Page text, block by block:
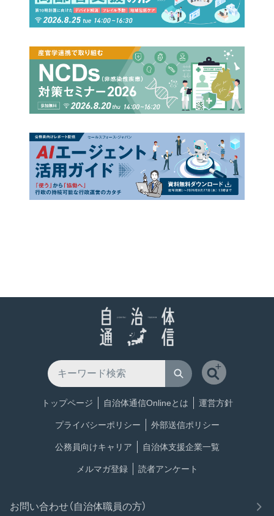
トップページ 自治体通信Onlineとは 運営方針
プライバシーポリシー 外部送信ポリシー
公務員向けキャリア 自治体支援企業一覧
メルマガ登録 読者アンケート
お問い合わせ（自治体職員の方）